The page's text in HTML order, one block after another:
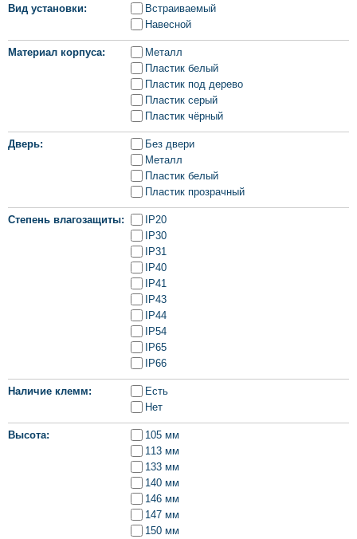
Вид установки
Встраиваемый
Навесной
Материал корпуса
Металл
Пластик белый
Пластик под дерево
Пластик серый
Пластик чёрный
Дверь
Без двери
Металл
Пластик белый
Пластик прозрачный
Степень влагозащиты
IP20
IP30
IP31
IP40
IP41
IP43
IP44
IP54
IP65
IP66
Наличие клемм
Есть
Нет
Высота
105 мм
113 мм
133 мм
140 мм
146 мм
147 мм
150 мм